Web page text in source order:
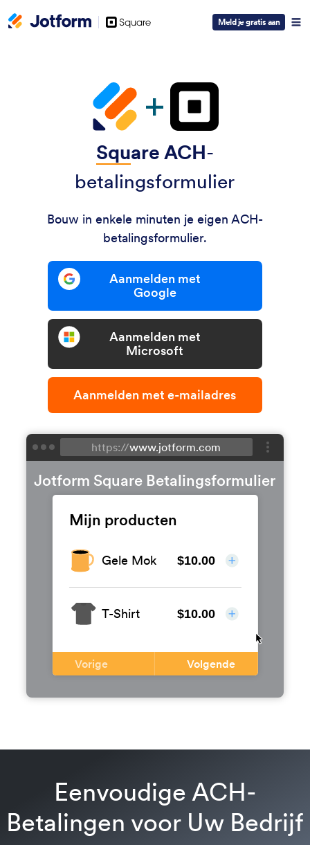
Square
Meld je gratis aan
Square ACH-
betalingsformulier
Bouw in enkele minuten je eigen ACH-
betalingsformulier.
Aanmelden met
Google
Aanmelden met
Microsoft
Aanmelden met e-mailadres
https://www.jotform.com
Jotform Square Betalingsformulier
Mijn producten
Gele Mok $10.00
T-Shirt $10.00
Vorige Volgende
Eenvoudige ACH-
Betalingen voor Uw Bedrijf